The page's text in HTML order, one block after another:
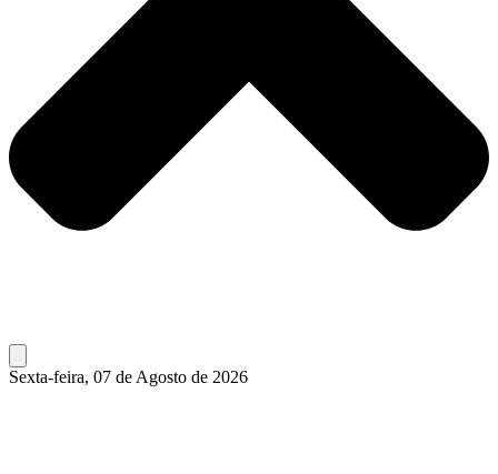
Sexta-feira, 07 de Agosto de 2026